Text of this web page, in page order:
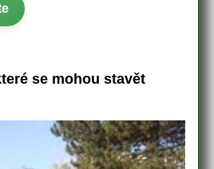
se mohou stavět